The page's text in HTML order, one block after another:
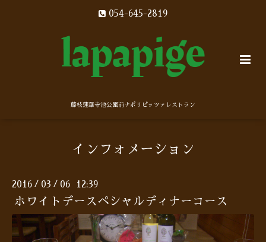
054-645-2819
藤枝蓮華寺池公園前ナポリピッツァレストラン
インフォメーション
2016 / 03 / 06 12:39
ホワイトデースペシャルディナーコース